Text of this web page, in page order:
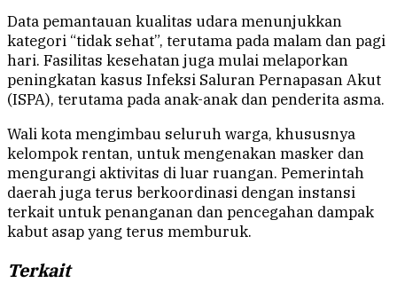
Data pemantauan kualitas udara menunjukkan
kategori “tidak sehat”, terutama pada malam dan pagi
hari. Fasilitas kesehatan juga mulai melaporkan
peningkatan kasus Infeksi Saluran Pernapasan Akut
(ISPA), terutama pada anak-anak dan penderita asma.
Wali kota mengimbau seluruh warga, khususnya
kelompok rentan, untuk mengenakan masker dan
mengurangi aktivitas di luar ruangan. Pemerintah
daerah juga terus berkoordinasi dengan instansi
terkait untuk penanganan dan pencegahan dampak
kabut asap yang terus memburuk.
Terkait